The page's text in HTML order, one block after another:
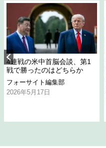
4連戦の米中首脳会談、第1
戦で勝ったのはどちらか
フォーサイト編集部
2026年5月17日